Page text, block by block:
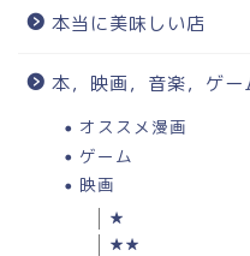
本当に美味しい店
本，映画，音楽，ゲー
オススメ漫画
ゲーム
映画
★
★★